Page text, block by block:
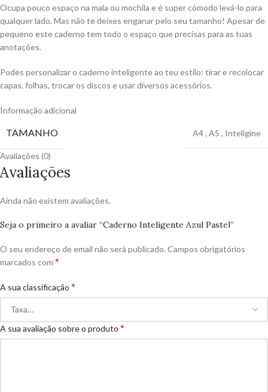
Ocupa pouco espaço na mala ou mochila e é super cómodo levá-lo para
qualquer lado. Mas não te deixes enganar pelo seu tamanho! Apesar de
pequeno este caderno tem todo o espaço que precisas para as tuas
anotações.
Podes personalizar o caderno inteligente ao teu estilo: tirar e recolocar
capas, folhas, trocar os discos e usar diversos acessórios.
Informação adicional
TAMANHO A4, A5 , Inteligine
Avaliações (0)
Avaliações
Ainda não existem avaliações.
Seja o primeiro a avaliar “Caderno Inteligente Azul Pastel”
O seu endereço de email não será publicado. Campos obrigatórios
marcados com *
A sua classificação *
A sua avaliação sobre o produto *